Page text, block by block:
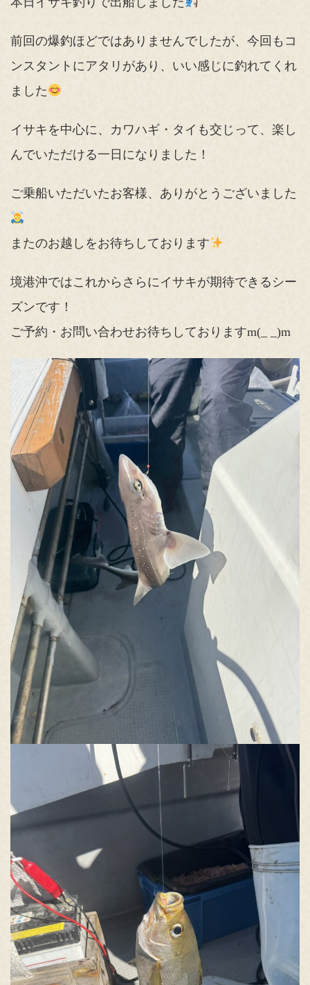
前回の爆釣ほどではありませんでしたが、今回もコ
ンスタントにアタリがあり、いい感じに釣れてくれ
ました
イサキを中心に、カワハギ・タイも交じって、楽し
んでいただける一日になりました！
ご乗船いただいたお客様、ありがとうございました
またのお越しをお待ちしております
境港沖ではこれからさらにイサキが期待できるシー
ズンです！
ご予約・お問い合わせお待ちしておりますm(_ _)m